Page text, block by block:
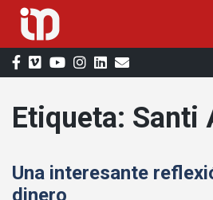
Saltar
al
Etiqueta: Santi
Una interesante
dinero